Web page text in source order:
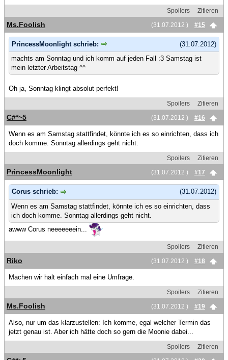
Spoilers
Zitieren
(31.07.2012 )
#15
Ms.Foolish
(31.07.2012)
PrincessMoonlight schrieb:
machts am Sonntag und ich komm auf jeden Fall :3 Samstag ist
mein letzter Arbeitstag ^^
Oh ja, Sonntag klingt absolut perfekt!
Spoilers
Zitieren
(31.07.2012 )
#16
C#*~5
Wenn es am Samstag stattfindet, könnte ich es so einrichten, dass ich
doch komme. Sonntag allerdings geht nicht.
Spoilers
Zitieren
(31.07.2012 )
#17
PrincessMoonlight
(31.07.2012)
Corus schrieb:
Wenn es am Samstag stattfindet, könnte ich es so einrichten, dass
ich doch komme. Sonntag allerdings geht nicht.
awww Corus neeeeeeein...
Spoilers
Zitieren
(31.07.2012 )
#18
Riko
Machen wir halt einfach mal eine Umfrage.
Spoilers
Zitieren
(31.07.2012 )
#19
Ms.Foolish
Also, nur um das klarzustellen: Ich komme, egal welcher Termin das
jetzt genau ist. Aber ich hätte doch so gern die Moonie dabei...
Spoilers
Zitieren